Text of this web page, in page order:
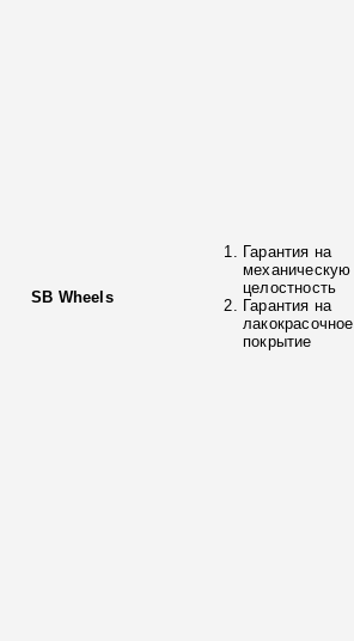
SB Wheels
Гарантия на
механическую
целостность
Гарантия на
лакокрасочное
покрытие